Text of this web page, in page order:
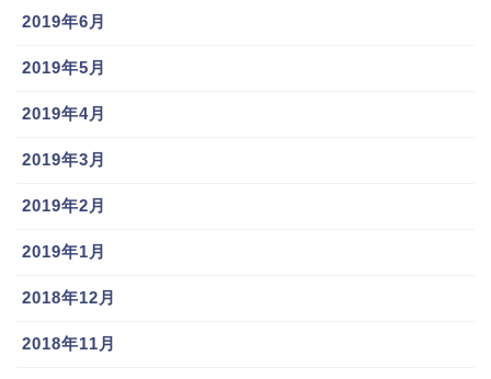
2019年6月
2019年5月
2019年4月
2019年3月
2019年2月
2019年1月
2018年12月
2018年11月